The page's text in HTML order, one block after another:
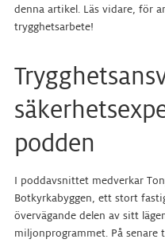
denna artikel. Läs vidare, för
trygghetsarbete!
podden
I poddavsnittet medverkar
Botkyrkabyggen, ett stort
övervägande delen av sitt
miljonprogrammet. På senare